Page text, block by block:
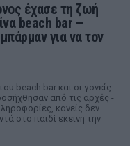
έχασε τη ζωή
beach bar –
για να τον
beach bar και οι γονείς
από τις αρχές -
κανείς δεν
στο παιδί εκείνη την